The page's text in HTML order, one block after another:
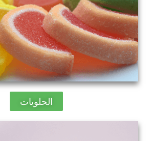
الحلويات